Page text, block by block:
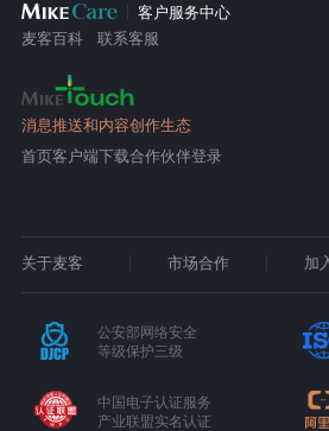
客户服务中心
麦客百科
联系客服
消息推送和内容创作生态
首页客户端下载合作伙伴登录
关于麦客 市场合作 加
公安部网络安全
等级保护三级
中国电子认证服务
产业联盟实名认证